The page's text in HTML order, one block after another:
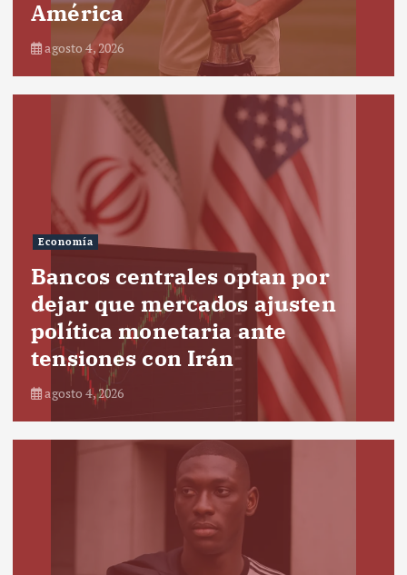
América
agosto 4, 2026
Economía
Bancos centrales optan por
dejar que mercados ajusten
política monetaria ante
tensiones con Irán
agosto 4, 2026